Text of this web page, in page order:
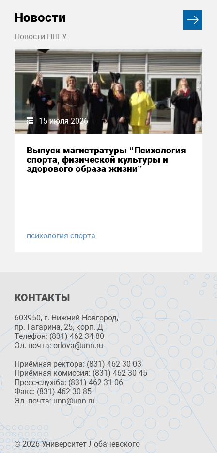
Новости
Новости ННГУ
15 июля 2026
Выпуск магистратуры “Психология
спорта, физической культуры и
здорового образа жизни”
психология спорта
КОНТАКТЫ
603950, г. Нижний Новгород,
пр. Гагарина, 25, корп. Д
Телефон: (831) 462 34 80
Эл. почта: orlova@unn.ru
Приёмная ректора: (831) 462 30 03
Приёмная комиссия: (831) 462 30 45
Пресс-служба: (831) 462 31 06
Факс: (831) 462 30 85
Эл. почта: unn@unn.ru
© 2026 Университет Лобачевского